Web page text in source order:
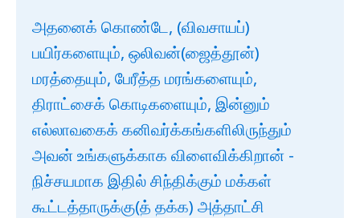
அதனைக் கொண்டே, (விவசாயப்)
பயிர்களையும், ஒலிவன்(ஜைத்தூன்)
மரத்தையும், பேரீத்த மரங்களையும்,
திராட்சைக் கொடிகளையும், இன்னும்
எல்லாவகைக் கனிவர்க்கங்களிலிருந்தும்
அவன் உங்களுக்காக விளைவிக்கிறான் -
நிச்சயமாக இதில் சிந்திக்கும் மக்கள்
கூட்டத்தாருக்கு(த் தக்க) அத்தாட்சி